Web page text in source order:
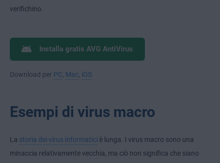
verifichino.
Installa gratis AVG AntiVirus
Download per PC, Mac, iOS
Esempi di virus macro
La storia dei virus informatici è lunga. I virus macro sono una
minaccia relativamente vecchia, ma ciò non significa che siano